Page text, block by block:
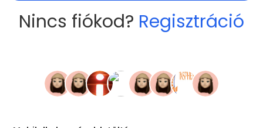
Nincs fiókod? Regisztráció